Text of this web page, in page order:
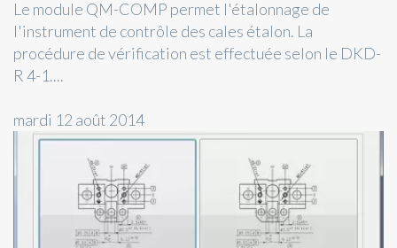
Le module QM-COMP permet l'étalonnage de
l'instrument de contrôle des cales étalon. La
procédure de vérification est effectuée selon le DKD-
R 4-1....
mardi 12 août 2014